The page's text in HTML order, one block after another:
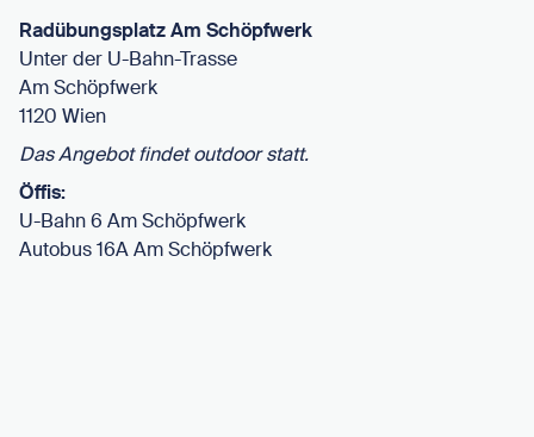
Radübungsplatz Am Schöpfwerk
Unter der U-Bahn-Trasse
Am Schöpfwerk
1120 Wien
Das Angebot findet outdoor statt.
Öffis:
U-Bahn 6 Am Schöpfwerk
Autobus 16A Am Schöpfwerk